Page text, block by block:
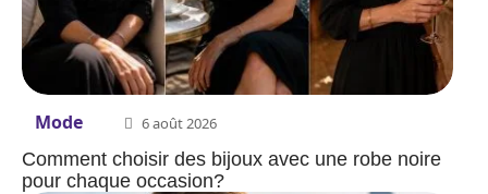
Mode 6 août 2026
Comment choisir des bijoux avec une robe noire
pour chaque occasion?